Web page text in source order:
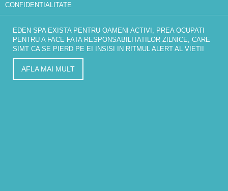
CONFIDENTIALITATE
EDEN SPA EXISTA PENTRU OAMENI ACTIVI, PREA OCUPATI
PENTRU A FACE FATA RESPONSABILITATILOR ZILNICE, CARE
SIMT CA SE PIERD PE EI INSISI IN RITMUL ALERT AL VIETII
AFLA MAI MULT